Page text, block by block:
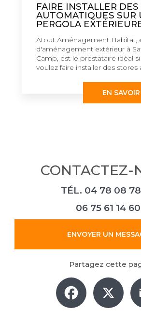
FAIRE INSTALLER
AUTOMATIQUES SUR
PERGOLA
Atout Aménagement Habitat,
d'aménagement extérieur à
Camp, est le prestataire idéal
voulez faire installer des stores
EN
CONTACTEZ-
TÉL. 04 78 08
06 75 61 14 60
ENVOYER UN
Partagez cette
Facebook